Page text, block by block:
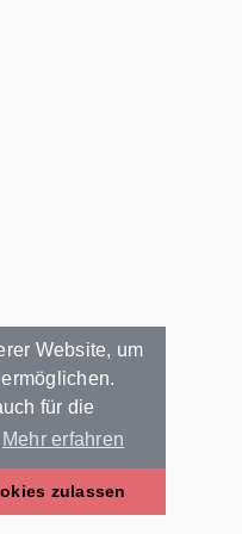
Website, um
für die
Mehr erfahren
zulassen